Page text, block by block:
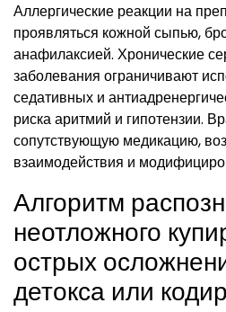
Аллергические реакции на
проявляться кожной сыпью,
анафилаксией. Хронические
заболевания ограничивают
седативных и
риска аритмий и гипотензии.
сопутствующую медикацию,
взаимодействия и
Алгоритм
неотложного
острых
детокса или